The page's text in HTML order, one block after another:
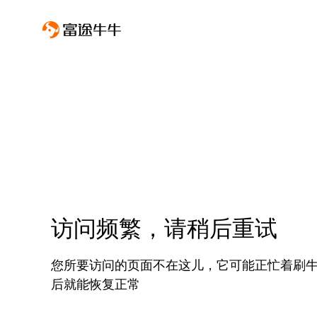
访问频繁，请稍后重试
您所要访问的页面不在这儿，它可能正忙着刷
后就能恢复正常